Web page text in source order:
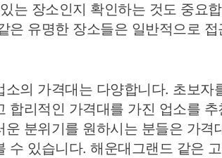
는 장소인지 확인하는 것도 중요
은 유명한 장소들은 일반적으로
소의 가격대는 다양합니다. 초보자
합리적인 가격대를 가진 업소를
운 분위기를 원하시는 분들은 가격
수 있습니다. 해운대그랜드 같은